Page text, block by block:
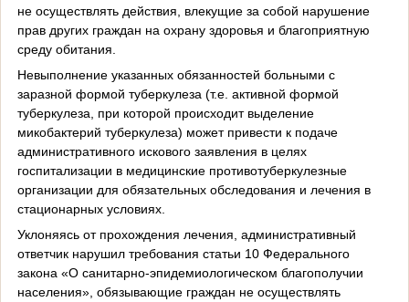
не осуществлять действия, влекущие за собой нарушение
прав других граждан на охрану здоровья и благоприятную
среду обитания.
Невыполнение указанных обязанностей больными с
заразной формой туберкулеза (т.е. активной формой
туберкулеза, при которой происходит выделение
микобактерий туберкулеза) может привести к подаче
административного искового заявления в целях
госпитализации в медицинские противотуберкулезные
организации для обязательных обследования и лечения в
стационарных условиях.
Уклоняясь от прохождения лечения, административный
ответчик нарушил требования статьи 10 Федерального
закона «О санитарно-эпидемиологическом благополучии
населения», обязывающие граждан не осуществлять